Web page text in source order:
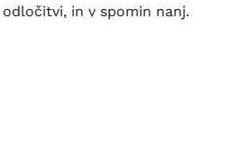
in v spomin nanj.